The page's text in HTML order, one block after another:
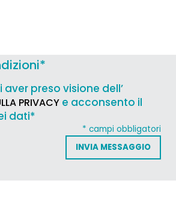
*
preso visione dell’
PRIVACY e acconsento il
dati*
* campi obbligatori